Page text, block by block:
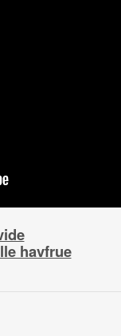
havfrue